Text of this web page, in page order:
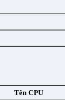
Tên CPU